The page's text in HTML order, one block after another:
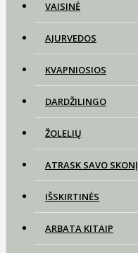
VAISINĖ
AJURVEDOS
KVAPNIOSIOS
DARDŽILINGO
ŽOLELIŲ
ATRASK SAVO SKONĮ
IŠSKIRTINĖS
ARBATA KITAIP